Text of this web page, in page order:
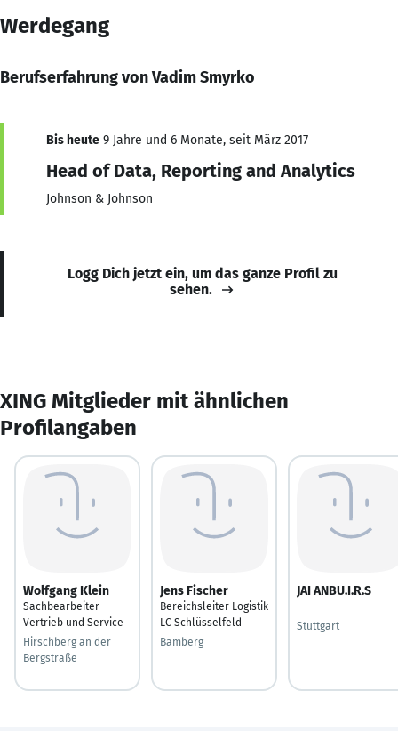
Werdegang
Berufserfahrung von Vadim Smyrko
Bis heute 9 Jahre und 6 Monate, seit März 2017
Head of Data, Reporting and Analytics
Johnson & Johnson
Logg Dich jetzt ein, um das ganze Profil zu
sehen.
XING Mitglieder mit ähnlichen
Profilangaben
Wolfgang Klein
Sachbearbeiter
Vertrieb und Service
Hirschberg an der
Bergstraße
Jens Fischer
Bereichsleiter Logistik
LC Schlüsselfeld
Bamberg
JAI ANBU.I.R.S
---
Stuttgart